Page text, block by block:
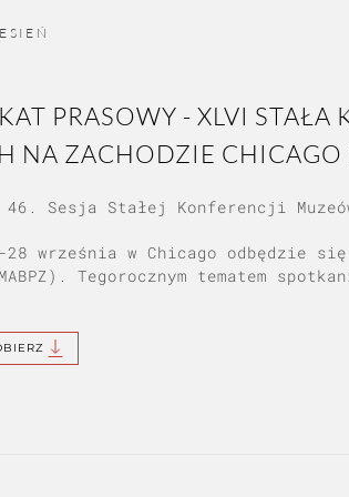
PRASOWY - XLVI
NA ZACHODZIE
46. Sesja Stałej Konferencji
28 września w Chicago odbędzie
Tegorocznym tematem